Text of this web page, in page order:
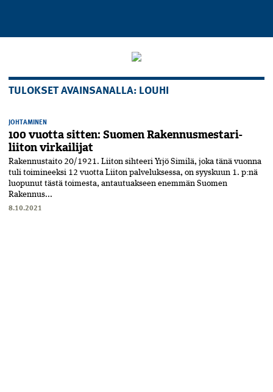
TULOKSET AVAINSANALLA: LOUHI
JOHTAMINEN
100 vuotta sitten: Suomen Rakennusmestari­
liiton virkailijat
Rakennustaito 20/1921. Liiton sihteeri Yrjö Similä, joka tänä vuonna
tuli toimineeksi 12 vuotta Liiton palveluksessa, on syyskuun 1. p:nä
luopunut tästä toimesta, antautuakseen enemmän Suomen
Rakennus...
8.10.2021